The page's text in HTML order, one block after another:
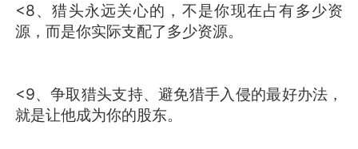
<8、猎头永远关心的，不是你现在占有多少资
源，而是你实际支配了多少资源。
<9、争取猎头支持、避免猎手入侵的最好办法，
就是让他成为你的股东。